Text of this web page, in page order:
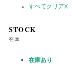
すべてクリアX
STOCK
在庫
在庫あり